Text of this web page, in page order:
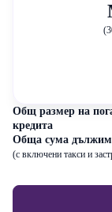
Общ размер на
кредита
Обща сума
(с включени такси и